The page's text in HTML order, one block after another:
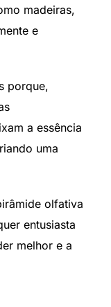
madeiras,
e
porque,
a essência
uma
olfativa
entusiasta
melhor e a